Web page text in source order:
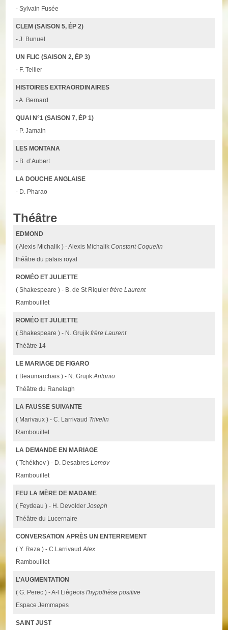
- Sylvain Fusée
CLEM (SAISON 5, ÉP 2)
- J. Bunuel
UN FLIC (SAISON 2, ÉP 3)
- F. Tellier
HISTOIRES EXTRAORDINAIRES
- A. Bernard
QUAI N°1 (SAISON 7, ÉP 1)
- P. Jamain
LES MONTANA
- B. d’Aubert
LA DOUCHE ANGLAISE
- D. Pharao
Théâtre
EDMOND
( Alexis Michalik ) - Alexis MichalikConstant Coquelin
théâtre du palais royal
ROMÉO ET JULIETTE
( Shakespeare ) - B. de St Riquierfrère Laurent
Rambouillet
ROMÉO ET JULIETTE
( Shakespeare ) - N. Grujikfrère Laurent
Théâtre 14
LE MARIAGE DE FIGARO
( Beaumarchais ) - N. GrujikAntonio
Théâtre du Ranelagh
LA FAUSSE SUIVANTE
( Marivaux ) - C. Larrivaud Trivelin
Rambouillet
LA DEMANDE EN MARIAGE
( Tchékhov ) - D. DesabresLomov
Rambouillet
FEU LA MÈRE DE MADAME
( Feydeau ) - H. DevolderJoseph
Théâtre du Lucernaire
CONVERSATION APRÈS UN ENTERREMENT
( Y. Reza ) - C.LarrivaudAlex
Rambouillet
L’AUGMENTATION
( G. Perec ) - A-l Liégeoisl'hypothèse positive
Espace Jemmapes
SAINT JUST